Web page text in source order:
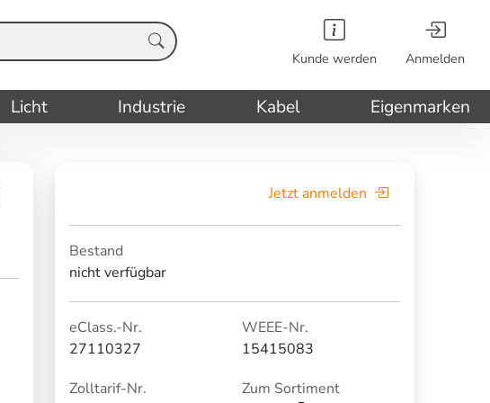
Kunde werden Anmelden
Licht Industrie Kabel Eigenmarken
Jetzt anmelden
Bestand
nicht verfügbar
eClass.-Nr.
27110327
WEEE-Nr.
15415083
Zolltarif-Nr.
Zum Sortiment